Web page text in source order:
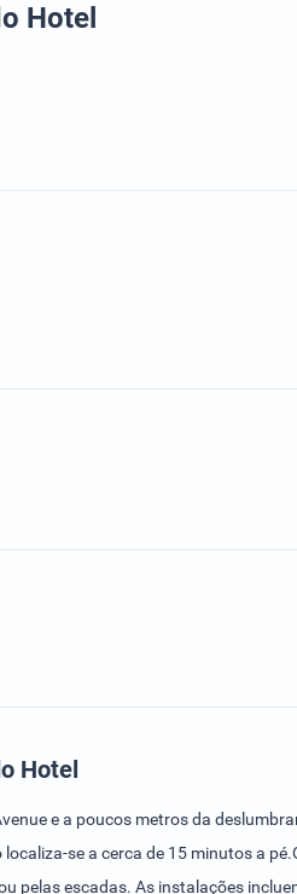
Hotel
Hotel
e a poucos metros da
se a cerca de 15 minutos a
pelas escadas. As instalações